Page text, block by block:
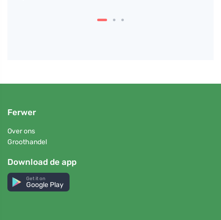
Ferwer
Over ons
Groothandel
Download de app
Get it on
Google Play